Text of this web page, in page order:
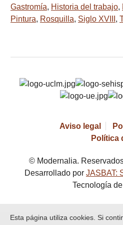
Gastromía, Historia del trabajo,
Pintura, Rosquilla, Siglo XVIII ,
Aviso legal
Política
© Modernalia.
Desarrollado por JASBAT:
Tecnología de
Esta página utiliza cookies. Si